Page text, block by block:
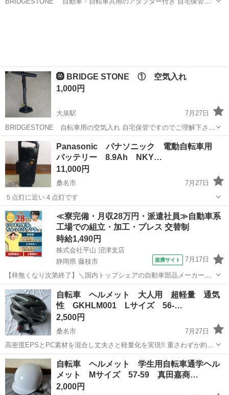
🛞 BRIDGE STONE ① 空気入れ
1,000円
大泉駅
7月27日
BRIDGESTONE 自転車用の空気入れ 自宅保管ですのでご理解下さ
い。
三重 いなべ市 その他 空気入れ
Panasonic パナソニック 電動自転車用
バッテリー 8.9Ah NKY…
11,000円
桑名市
7月27日
５点灯に近い４点灯です
三重 桑名市 その他
≪寮完備・月収28万円・派遣社員≫自動車系
工場での組立・加工・プレス 交替制
時給1,490円
株式会社平山 沼津支店
静岡県 藤枝市
提携サイト 7月17日
【枠無くなり次第終了】＼国内トップシェアの自動車部品メーカーで
の勤務！／暮らしやすさ抜群の藤枝市での勤務です！初めてさんも安
心のカンタン作業！交替勤務で効率よく稼げる♪ 【未経験歓迎】軽い
ドアミラーの組立スタッフ｜新設のキ...
静岡 藤枝市 その他
自転車 ヘルメット 大人用 超軽量 通気
性 GKHLM001 Lサイズ 56-…
2,500円
桑名市
7月27日
高密度EPSとPC素材を混合し丈夫さと軽量化を実現!! 重さわずか約
170gで頭部の負担を減らし 尚且つ衝撃には強いヘルメットです。 1サ
イズ展開ではありますがヘルメット内部3カ所のインナーパット・後頭
部にあるダイヤル...
三重 桑名市 その他 ヘルメット
自転車 ヘルメット 学生用自転車通学ヘル
メット Mサイズ 57-59 真田嘉商…
2,000円